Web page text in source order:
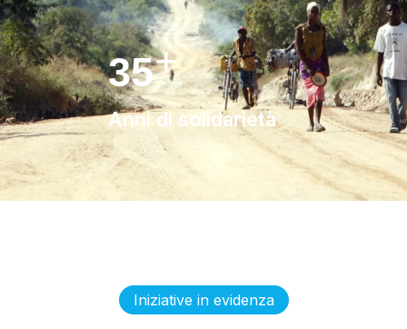
35
Anni di solidarietà
Iniziative in evidenza